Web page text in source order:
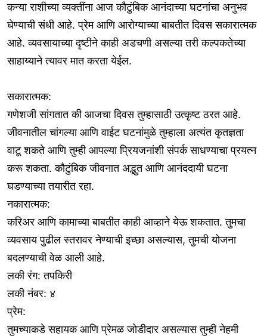
कन्या राशीच्या व्यक्तींना आज कौटुंबिक आनंदाच्या घटनांचा अनुभव
घेण्याची संधी आहे. प्रेम आणि आरोग्याच्या बाबतीत दिवस सकारात्मक
आहे. व्यवसायाच्या दृष्टीने काही अडचणी असल्या तरी कल्पकतेच्या
साहाय्याने त्यावर मात करता येईल.
सकारात्मक:
गणेशजी सांगतात की आजचा दिवस तुम्हासाठी उत्कृष्ट ठरत आहे.
जीवनातील चांगल्या आणि वाईट घटनांमुळे तुम्हाला अत्यंत कृतज्ञता
वाटू शकते आणि तुम्ही आपल्या प्रियजनांशी संपर्क साधण्याचा प्रयत्न
करू शकता. कौटुंबिक जीवनात अद्भुत आणि आनंददायी घटना
घडण्याच्या तयारीत रहा.
नकारात्मक:
करिअर आणि कामाच्या बाबतीत काही आव्हाने येऊ शकतात. तुमचा
व्यवसाय पुढील स्तरावर नेण्याची इच्छा असल्यास, तुमची योजना
बदलण्याची वेळ आली आहे.
लकी रंग: तपकिरी
लकी नंबर: ४
प्रेम:
तुमच्याकडे सहायक आणि प्रेमळ जोडीदार असल्यास तुम्ही नेहमी